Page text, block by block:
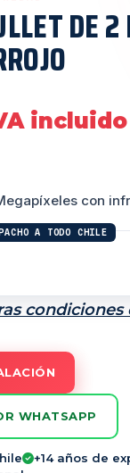
DE
incluido
con
condiciones
WHATSAPP
+14 años de